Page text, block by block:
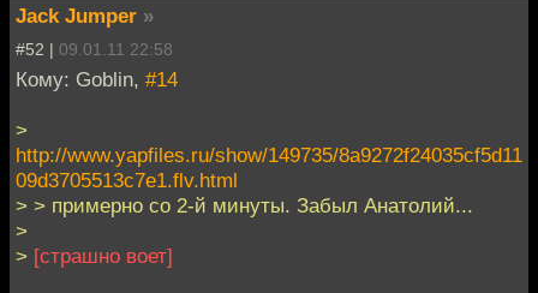
Jack Jumper »
#52 | 09.01.11 22:58
Кому: Goblin, #14
>
http://www.yapfiles.ru/show/149735/8a9272f24035cf5d11
09d3705513c7e1.flv.html
> > примерно со 2-й минуты. Забыл Анатолий...
>
> [страшно воет]